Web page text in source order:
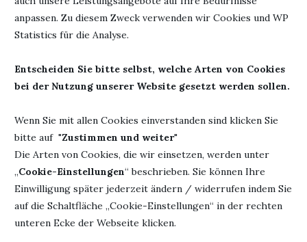
anpassen. Zu diesem Zweck verwenden wir Cookies und WP
Statistics für die Analyse.
Entscheiden Sie bitte selbst, welche Arten von Cookies
bei der Nutzung unserer Website gesetzt werden sollen.
Wenn Sie mit allen Cookies einverstanden sind klicken Sie
bitte auf "Zustimmen und weiter"
Die Arten von Cookies, die wir einsetzen, werden unter
„Cookie-Einstellungen“ beschrieben. Sie können Ihre
Einwilligung später jederzeit ändern / widerrufen indem Sie
auf die Schaltfläche „Cookie-Einstellungen“ in der rechten
unteren Ecke der Webseite klicken.
wieder in alte Muster zurückzufallen. Und am Ende? Am
Ende wird es immer das beste Weihnachtsfest, weil sich alles
Ich lese die Bücher von Gill Sims schon seit Jahren und freue
mich über jedes neue Buch.
Seid ihr auf der Suche nach einem Weihnachtsgeschenk für
eure Mutter oder eine Freundin oder für euch selbst?
Hier ist es. Ich wünsche euch viel Spaß. Nehmt das ganze
nicht zu ernst und lasst euch einfach unterhalten. Ein Glas
Wein dazu wäre sehr hilfreich.